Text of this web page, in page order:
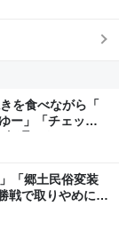
を食べながら「
ー」「チェック
理です
「郷土民俗変装
戦で取りやめに |